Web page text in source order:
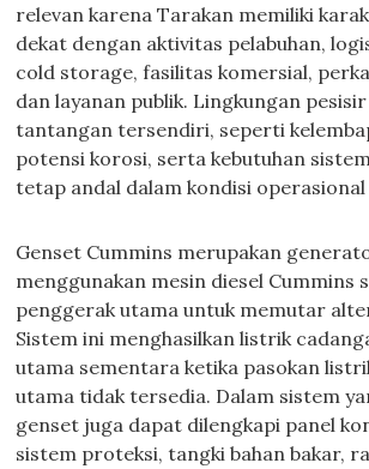
relevan karena Tarakan memiliki
dekat dengan aktivitas pelabuhan,
cold storage, fasilitas komersial,
dan layanan publik. Lingkungan
tantangan tersendiri, seperti
potensi korosi, serta kebutuhan
tetap andal dalam kondisi operasional
Genset Cummins merupakan
menggunakan mesin diesel Cummins
penggerak utama untuk memutar
Sistem ini menghasilkan listrik
utama sementara ketika pasokan
utama tidak tersedia. Dalam sistem
genset juga dapat dilengkapi panel
sistem proteksi, tangki bahan bakar,